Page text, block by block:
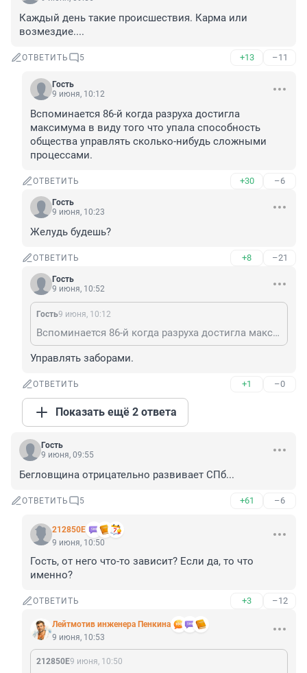
Каждый день такие происшествия. Карма или
возмездие....
ОТВЕТИТЬ 5 +13 –11
Гость
9 июня, 10:12
Вспоминается 86-й когда разруха достигла
максимума в виду того что упала способность
общества управлять сколько-нибудь сложными
процессами.
ОТВЕТИТЬ +30 –6
Гость
9 июня, 10:23
Желудь будешь?
ОТВЕТИТЬ +8 –21
Гость
9 июня, 10:52
Гость9 июня, 10:12
Вспоминается 86-й когда разруха достигла максимума в виду того что упала способность общества управлять сколько-нибудь сложными процессами.
Управлять заборами.
ОТВЕТИТЬ +1 –0
Показать ещё 2 ответа
Гость
9 июня, 09:55
Бегловщина отрицательно развивает СПб...
ОТВЕТИТЬ 5 +61 –6
212850Е
9 июня, 10:50
Гость, от него что-то зависит? Если да, то что
именно?
ОТВЕТИТЬ +3 –12
Лейтмотив инженера Пенкина
9 июня, 10:53
212850Е9 июня, 10:50